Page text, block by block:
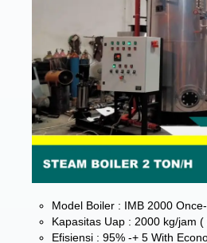
Model Boiler : IMB 2000
Kapasitas Uap : 2000 kg/jam (
Efisiensi : 95% -+ 5 With